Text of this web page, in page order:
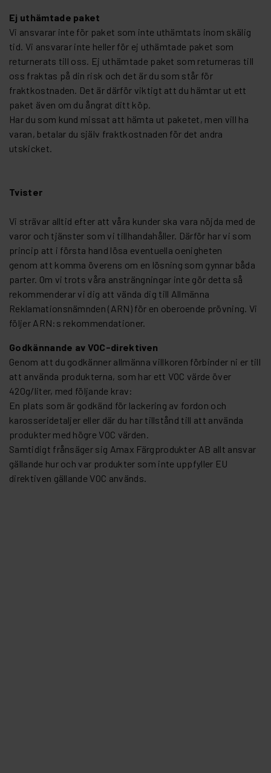
Ej uthämtade paket
Vi ansvarar inte för paket som inte uthämtats inom skälig
tid. Vi ansvarar inte heller för ej uthämtade paket som
returnerats till oss. Ej uthämtade paket som returneras till
oss fraktas på din risk och det är du som står för
fraktkostnaden. Det är därför viktigt att du hämtar ut ett
paket även om du ångrat ditt köp.
Har du som kund missat att hämta ut paketet, men vill ha
varan, betalar du själv fraktkostnaden för det andra
utskicket.
Tvister
Vi strävar alltid efter att våra kunder ska vara nöjda med de
varor och tjänster som vi tillhandahåller. Därför har vi som
princip att i första hand lösa eventuella oenigheten
genom att komma överens om en lösning som gynnar båda
parter. Om vi trots våra ansträngningar inte gör detta så
rekommenderar vi dig att vända dig till Allmänna
Reklamationsnämnden (ARN) för en oberoende prövning. Vi
följer ARN:s rekommendationer.
Godkännande av VOC-direktiven
Genom att du godkänner allmänna villkoren förbinder ni er till
att använda produkterna, som har ett VOC värde över
420g/liter, med följande krav:
En plats som är godkänd för lackering av fordon och
karosseridetaljer eller där du har tillstånd till att använda
produkter med högre VOC värden.
Samtidigt frånsäger sig Amax Färgprodukter AB allt ansvar
gällande hur och var produkter som inte uppfyller EU
direktiven gällande VOC används.